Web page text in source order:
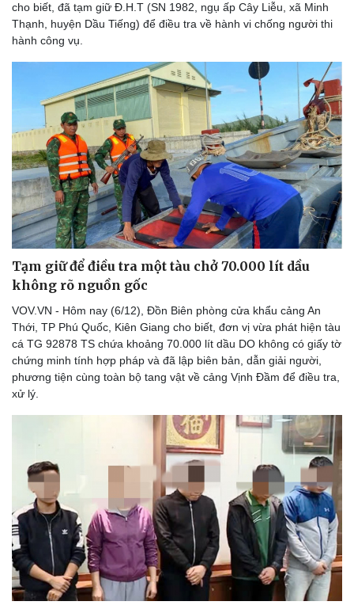
Thể thao
Bóng đá
Lịch thi đấu bóng đá
Thế giới thể thao
Hậu trường
Ô tô - Xe máy
Tư vấn
cho biết, đã tạm giữ Đ.H.T (SN 1982, ngụ ấp Cây Liễu, xã Minh
Thạnh, huyện Dầu Tiếng) để điều tra về hành vi chống người thi
hành công vụ.
Tạm giữ để điều tra một tàu chở 70.000 lít dầu
không rõ nguồn gốc
VOV.VN - Hôm nay (6/12), Đồn Biên phòng cửa khẩu cảng An
Thới, TP Phú Quốc, Kiên Giang cho biết, đơn vị vừa phát hiện tàu
cá TG 92878 TS chứa khoảng 70.000 lít dầu DO không có giấy tờ
chứng minh tính hợp pháp và đã lập biên bản, dẫn giải người,
phương tiện cùng toàn bộ tang vật về cảng Vịnh Đầm để điều tra,
xử lý.